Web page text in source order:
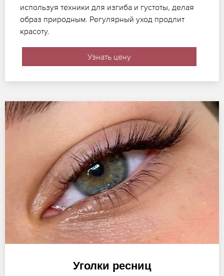
используя техники для изгиба и густоты, делая
образ природным. Регулярный уход продлит
красоту.
Узнать цену
Уголки ресниц